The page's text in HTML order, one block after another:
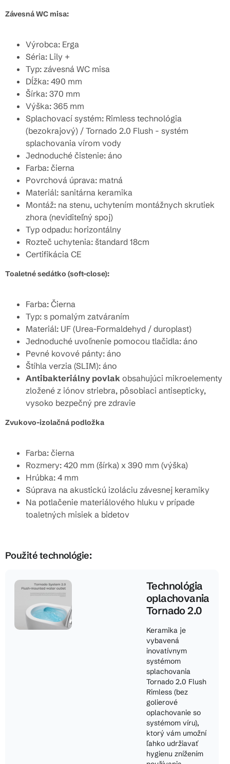
Závesná WC misa:
Výrobca: Erga
Séria: Lily +
Typ: závesná WC misa
Dĺžka: 490 mm
Šírka: 370 mm
Výška: 365 mm
Splachovací systém: Rimless technológia
(bezokrajový) / Tornado 2.0 Flush - systém
splachovania vírom vody
Jednoduché čistenie: áno
Farba: čierna
Povrchová úprava: matná
Materiál: sanitárna keramika
Montáž: na stenu, uchytením montážnych skrutiek
zhora (neviditeľný spoj)
Typ odpadu: horizontálny
Rozteč uchytenia: štandard 18cm
Certifikácia CE
Toaletné sedátko (soft-close):
Farba: Čierna
Typ: s pomalým zatváraním
Materiál: UF (Urea-Formaldehyd / duroplast)
Jednoduché uvoľnenie pomocou tlačidla: áno
Pevné kovové pánty: áno
Štíhla verzia (SLIM): áno
Antibakteriálny povlak obsahujúci mikroelementy
zložené z iónov striebra, pôsobiaci antisepticky,
vysoko bezpečný pre zdravie
Zvukovo-izolačná podložka
Farba: čierna
Rozmery: 420 mm (šírka) x 390 mm (výška)
Hrúbka: 4 mm
Súprava na akustickú izoláciu závesnej keramiky
Na potlačenie materiálového hluku v prípade
toaletných misiek a bidetov
Použité technológie:
Technológia
oplachovania
Tornado 2.0
Keramika je
vybavená
inovatívnym
systémom
splachovania
Tornado 2.0 Flush
Rimless (bez
golierové
oplachovanie so
systémom víru),
ktorý vám umožní
ľahko udržiavať
hygienu znížením